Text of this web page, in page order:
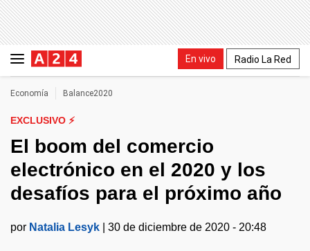
En vivo Radio La Red
Economía Balance2020
EXCLUSIVO ⚡
El boom del comercio
electrónico en el 2020 y los
desafíos para el próximo año
por Natalia Lesyk 30 de diciembre de 2020 - 20:48